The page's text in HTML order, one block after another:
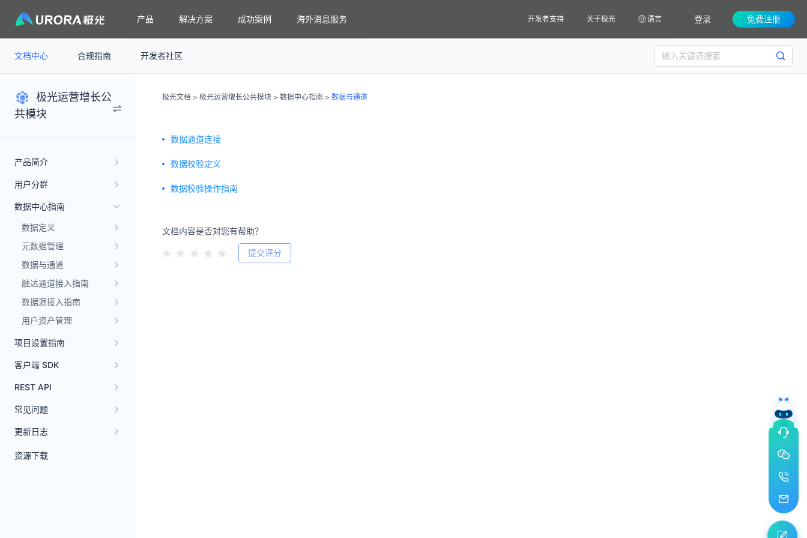
产品 解决方案 成功案例 海外消息服务 开发者支持 关于极光 语言 登录 免费注册
文档中心 合规指南 开发者社区
极光运营增长公
共模块
产品简介
用户分群
数据中心指南
数据定义
元数据管理
数据与通道
触达通道接入指南
数据源接入指南
用户资产管理
项目设置指南
客户端 SDK
REST API
常见问题
更新日志
资源下载
极光文档 > 极光运营增长公共模块 > 数据中心指南 > 数据与通道
数据通道连接
数据校验定义
数据校验操作指南
文档内容是否对您有帮助？
提交评分